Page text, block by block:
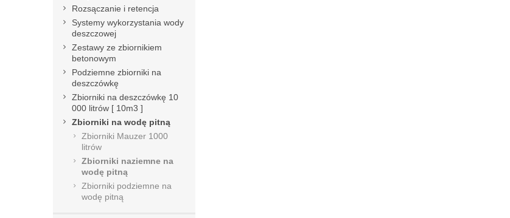
Rozsączanie i retencja
Systemy wykorzystania wody
deszczowej
Zestawy ze zbiornikiem
betonowym
Podziemne zbiorniki na
deszczówkę
Zbiorniki na deszczówkę 10
000 litrów [ 10m3 ]
Zbiorniki na wodę pitną
Zbiorniki Mauzer 1000
litrów
Zbiorniki naziemne na
wodę pitną
Zbiorniki podziemne na
wodę pitną